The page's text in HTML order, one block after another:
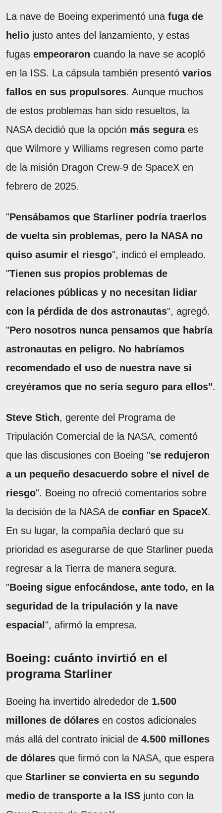
La nave de Boeing experimentó una fuga de
helio justo antes del lanzamiento, y estas
fugas empeoraron cuando la nave se acopló
en la ISS. La cápsula también presentó varios
fallos en sus propulsores. Aunque muchos
de estos problemas han sido resueltos, la
NASA decidió que la opción más seguraes
que Wilmore y Williams regresen como parte
de la misión Dragon Crew-9 de SpaceX en
febrero de 2025.
"Pensábamos que Starliner podría traerlos
de vuelta sin problemas, pero la NASA no
quiso asumir el riesgo", indicó el empleado.
"Tienen sus propios problemas de
relaciones públicas y no necesitan lidiar
con la pérdida de dos astronautas", agregó.
"Pero nosotros nunca pensamos que habría
astronautas en peligro. No habríamos
recomendado el uso de nuestra nave si
creyéramos que no sería seguro para ellos".
Steve Stich, gerente del Programa de
Tripulación Comercial de la NASA, comentó
que las discusiones con Boeing "se redujeron
a un pequeño desacuerdo sobre el nivel de
riesgo". Boeing no ofreció comentarios sobre
la decisión de la NASA de confiar en SpaceX.
En su lugar, la compañía declaró que su
prioridad es asegurarse de que Starliner pueda
regresar a la Tierra de manera segura.
"Boeing sigue enfocándose, ante todo, en la
seguridad de la tripulación y la nave
espacial ", afirmó la empresa.
Boeing: cuánto invirtió en el
programa Starliner
Boeing ha invertido alrededor de 1.500
millones de dólares en costos adicionales
más allá del contrato inicial de 4.500 millones
de dólares que firmó con la NASA, que espera
que Starliner se convierta en su segundo
medio de transporte a la ISS junto con la